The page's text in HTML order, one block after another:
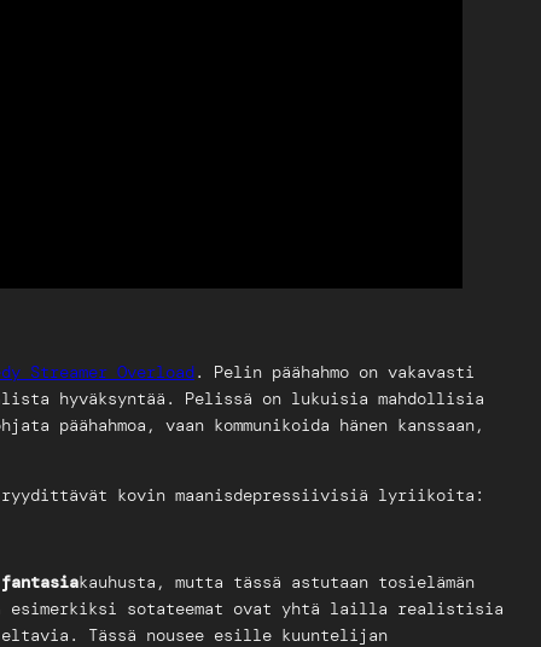
Streamer Overload. Pelin päähahmo on vakavasti
hyväksyntää. Pelissä on lukuisia mahdollisia
päähahmoa, vaan kommunikoida hänen kanssaan,
ryydittävät kovin maanisdepressiivisiä lyriikoita:
fantasiakauhusta, mutta tässä astutaan tosielämän
esimerkiksi sotateemat ovat yhtä lailla realistisia
Tässä nousee esille kuuntelijan